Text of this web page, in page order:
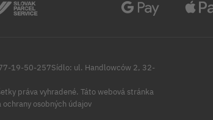
19-50-257Sídlo: ul. Handlowców 2, 32-
práva vyhradené. Táto webová stránka
ochrany osobných údajov